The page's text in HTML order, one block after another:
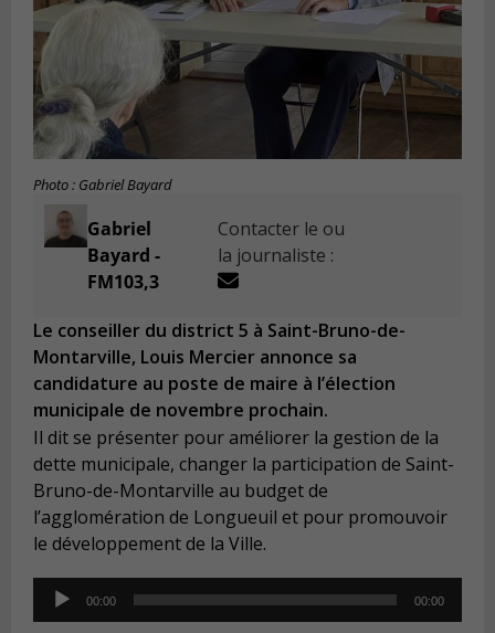
Photo : Gabriel Bayard
Gabriel
Bayard -
FM103,3
Contacter le ou
la journaliste :
Le conseiller du district 5 à Saint-Bruno-de-
Montarville, Louis Mercier annonce sa
candidature au poste de maire à l’élection
municipale de novembre prochain.
Il dit se présenter pour améliorer la gestion de la
dette municipale, changer la participation de Saint-
Bruno-de-Montarville au budget de
l’agglomération de Longueuil et pour promouvoir
le développement de la Ville.
Audio
Player
00:00 00:00